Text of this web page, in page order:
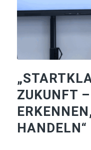
ZUKUNFT
HANDELN“